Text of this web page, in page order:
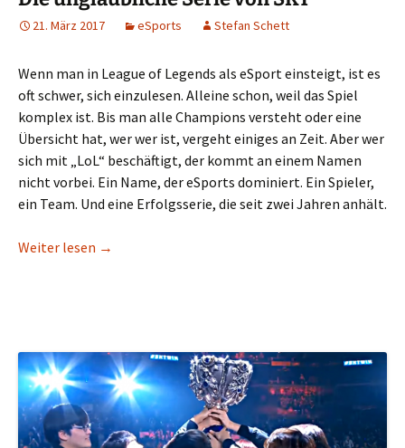
21. März 2017 eSports Stefan Schett
Wenn man in League of Legends als eSport einsteigt, ist es
oft schwer, sich einzulesen. Alleine schon, weil das Spiel
komplex ist. Bis man alle Champions versteht oder eine
Übersicht hat, wer wer ist, vergeht einiges an Zeit. Aber wer
sich mit „LoL“ beschäftigt, der kommt an einem Namen
nicht vorbei. Ein Name, der eSports dominiert. Ein Spieler,
ein Team. Und eine Erfolgsserie, die seit zwei Jahren anhält.
Weiter lesen Die unglaubliche Serie von SKT
→